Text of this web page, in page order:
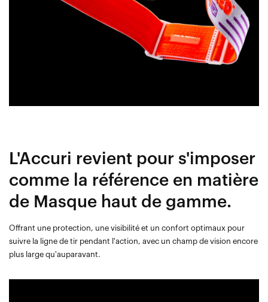
L'Accuri revient pour s'imposer
comme la référence en matière
de Masque haut de gamme.
Offrant une protection, une visibilité et un confort optimaux pour
suivre la ligne de tir pendant l'action, avec un champ de vision encore
plus large qu'auparavant.